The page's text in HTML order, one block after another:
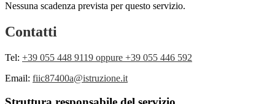
Nessuna scadenza prevista per questo servizio.
Contatti
Tel: +39 055 448 9119 oppure +39 055 446 592
Email: fiic87400a@istruzione.it